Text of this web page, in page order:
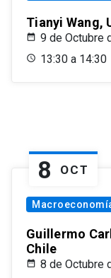
Tianyi Wang,
9 de Octubre
13:30 a 14:30
8 OCT
Guillermo
Chile
8 de Octubre